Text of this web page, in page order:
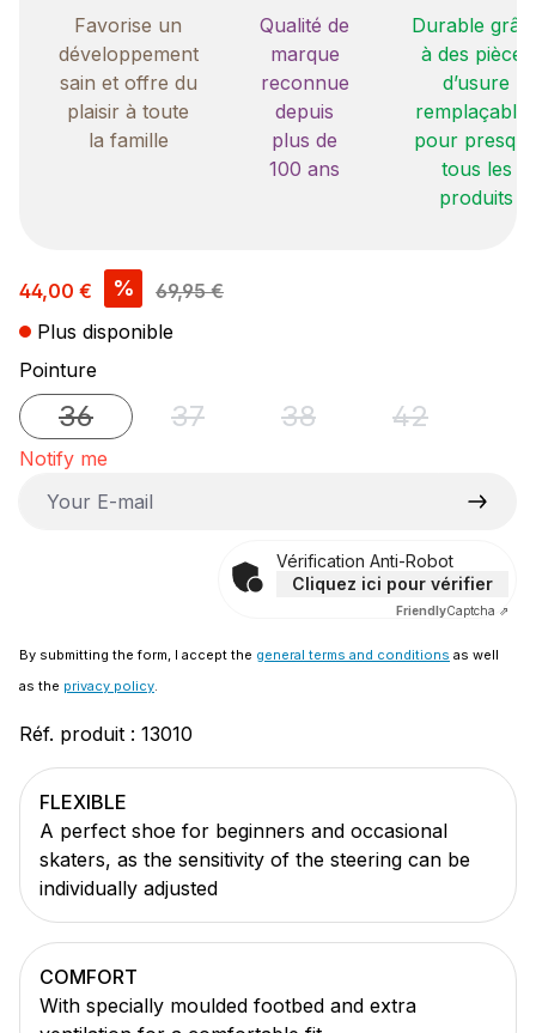
Favorise un
développement
sain et offre du
plaisir à toute
la famille
Qualité de
marque
reconnue
depuis
plus de
100 ans
Durable
à des pièces
d’usure
remplaçables
pour
tous les
produits
Prix de vente :
44,00 € %
69,95 €
Plus disponible
Sélectionnez
Pointure
36(Cette option n'est pas disponible pour le
37(Cette option n'est pas disponible
38(Cette option n'est pas
42(Cette
Notify me
Vérification Anti-Robot
Cliquez ici pour vérifier
FriendlyCaptcha ⇗
By submitting the form, I accept the general terms and conditions as well
as the privacy policy.
Réf. produit : 13010
FLEXIBLE
A perfect shoe for beginners and occasional
skaters, as the sensitivity of the steering can be
individually adjusted
COMFORT
With specially moulded footbed and extra